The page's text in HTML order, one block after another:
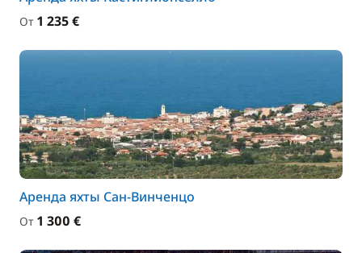
От 1 235 €
Аренда яхты Сан-Винченцо
От 1 300 €